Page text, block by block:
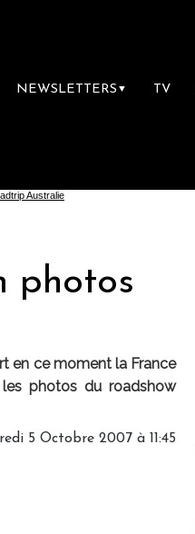
NEWSLETTERS ▼ TV
photos
en ce moment la France
photos du roadshow
5 Octobre 2007 à 11:45